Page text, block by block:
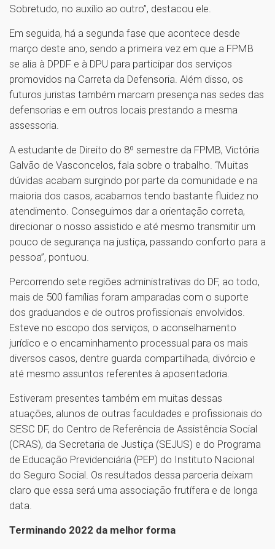
Sobretudo, no auxílio ao outro”, destacou ele.
Em seguida, há a segunda fase que acontece desde
março deste ano, sendo a primeira vez em que a FPMB
se alia à DPDF e à DPU para participar dos serviços
promovidos na Carreta da Defensoria. Além disso, os
futuros juristas também marcam presença nas sedes das
defensorias e em outros locais prestando a mesma
assessoria.
A estudante de Direito do 8º semestre da FPMB, Victória
Galvão de Vasconcelos, fala sobre o trabalho. “Muitas
dúvidas acabam surgindo por parte da comunidade e na
maioria dos casos, acabamos tendo bastante fluidez no
atendimento. Conseguimos dar a orientação correta,
direcionar o nosso assistido e até mesmo transmitir um
pouco de segurança na justiça, passando conforto para a
pessoa’’, pontuou.
Percorrendo sete regiões administrativas do DF, ao todo,
mais de 500 famílias foram amparadas com o suporte
dos graduandos e de outros profissionais envolvidos.
Esteve no escopo dos serviços, o aconselhamento
jurídico e o encaminhamento processual para os mais
diversos casos, dentre guarda compartilhada, divórcio e
até mesmo assuntos referentes à aposentadoria.
Estiveram presentes também em muitas dessas
atuações, alunos de outras faculdades e profissionais do
SESC DF, do Centro de Referência de Assistência Social
(CRAS), da Secretaria de Justiça (SEJUS) e do Programa
de Educação Previdenciária (PEP) do Instituto Nacional
do Seguro Social. Os resultados dessa parceria deixam
claro que essa será uma associação frutífera e de longa
data.
Terminando 2022 da melhor forma